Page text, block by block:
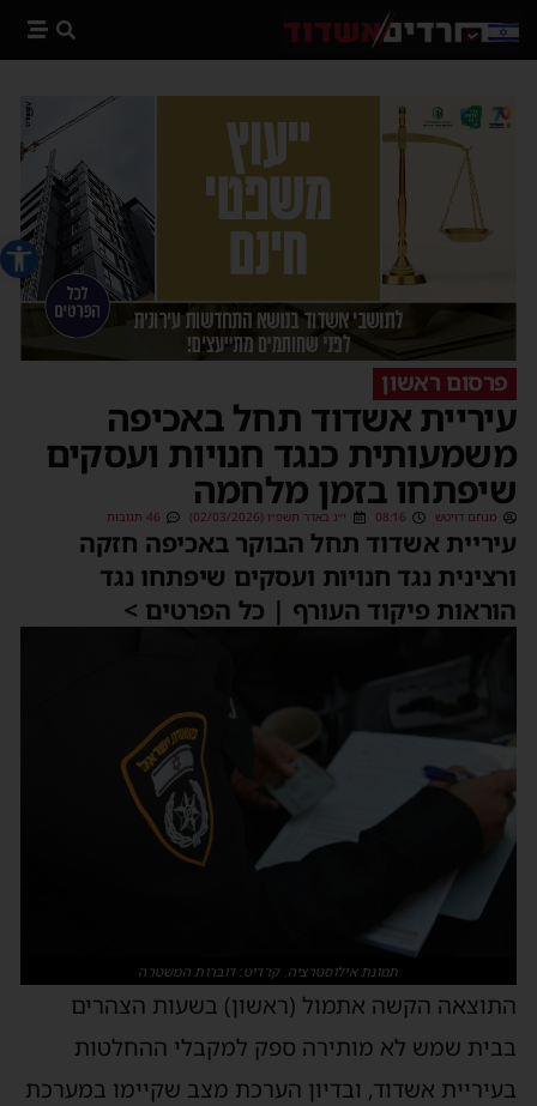
פתח
פרסום ראשון
עיריית אשדוד תחל באכיפה
משמעותית כנגד חנויות ועסקים
שיפתחו בזמן מלחמה
מנחם דויטש 08:16 י״ג באדר תשפ״ו (02/03/2026) 46 תגובות
עיריית אשדוד תחל הבוקר באכיפה חזקה
ורצינית נגד חנויות ועסקים שיפתחו נגד
הוראות פיקוד העורף | כל הפרטים >
תמונת אילוסטרציה. קרדיט: דוברות המשטרה
התוצאה הקשה אתמול (ראשון) בשעות הצהרים
בבית שמש לא מותירה ספק למקבלי ההחלטות
בעיריית אשדוד, ובדיון הערכת מצב שקיימו במערכת